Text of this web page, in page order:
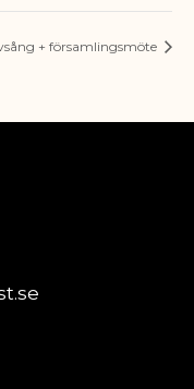
+ församlingsmöte